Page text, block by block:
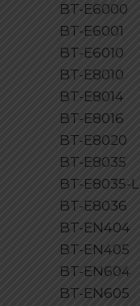
BT-E6000
BT-E6001
BT-E6010
BT-E8010
BT-E8014
BT-E8016
BT-E8020
BT-E8035
BT-E8035-L
BT-E8036
BT-EN404
BT-EN405
BT-EN604
BT-EN605